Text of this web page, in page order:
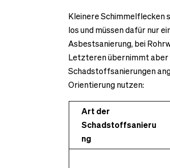
Kleinere Schimmelflecken
los und müssen dafür nur
Asbestsanierung, bei
Letzteren übernimmt aber
Schadstoffsanierungen
Orientierung nutzen:
Art der
Schadstoffsanieru
ng